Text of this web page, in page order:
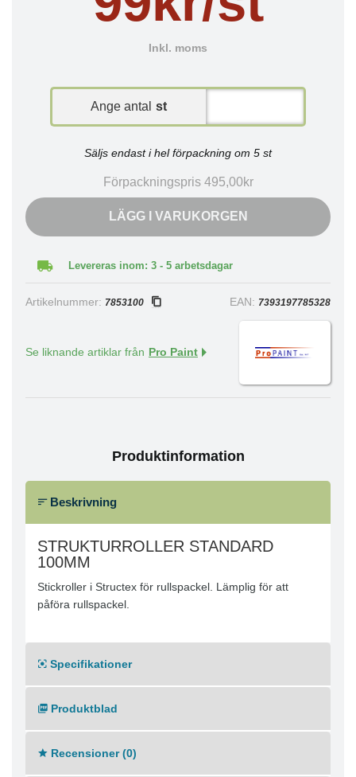
Inkl. moms
Ange antal st
Säljs endast i hel förpackning om 5 st
Förpackningspris 495,00kr
LÄGG I VARUKORGEN
Levereras inom: 3 - 5 arbetsdagar
Artikelnummer: 7853100 EAN: 7393197785328
Se liknande artiklar från Pro Paint
Produktinformation
Beskrivning
STRUKTURROLLER STANDARD
100MM
Stickroller i Structex för rullspackel. Lämplig för att
påföra rullspackel.
Specifikationer
Produktblad
Recensioner (0)